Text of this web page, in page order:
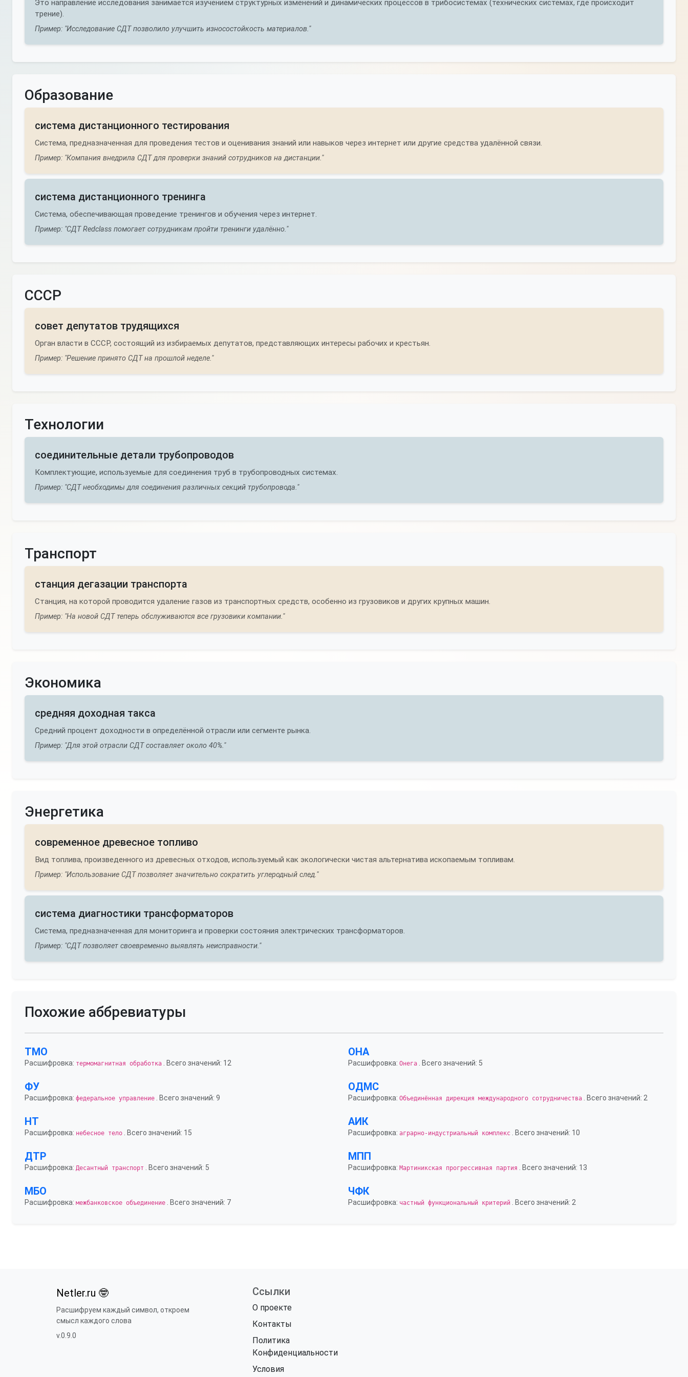
Это направление исследования занимается изучением структурных изменений и динамических процессов в трибосистемах (технических системах, где происходит
трение).
Пример: "Исследование СДТ позволило улучшить износостойкость материалов."
Образование
система дистанционного тестирования
Система, предназначенная для проведения тестов и оценивания знаний или навыков через интернет или другие средства удалённой связи.
Пример: "Компания внедрила СДТ для проверки знаний сотрудников на дистанции."
система дистанционного тренинга
Система, обеспечивающая проведение тренингов и обучения через интернет.
Пример: "СДТ Redclass помогает сотрудникам пройти тренинги удалённо."
СССР
совет депутатов трудящихся
Орган власти в СССР, состоящий из избираемых депутатов, представляющих интересы рабочих и крестьян.
Пример: "Решение принято СДТ на прошлой неделе."
Технологии
соединительные детали трубопроводов
Комплектующие, используемые для соединения труб в трубопроводных системах.
Пример: "СДТ необходимы для соединения различных секций трубопровода."
Транспорт
станция дегазации транспорта
Станция, на которой проводится удаление газов из транспортных средств, особенно из грузовиков и других крупных машин.
Пример: "На новой СДТ теперь обслуживаются все грузовики компании."
Экономика
средняя доходная такса
Средний процент доходности в определённой отрасли или сегменте рынка.
Пример: "Для этой отрасли СДТ составляет около 40%."
Энергетика
современное древесное топливо
Вид топлива, произведенного из древесных отходов, используемый как экологически чистая альтернатива ископаемым топливам.
Пример: "Использование СДТ позволяет значительно сократить углеродный след."
система диагностики трансформаторов
Система, предназначенная для мониторинга и проверки состояния электрических трансформаторов.
Пример: "СДТ позволяет своевременно выявлять неисправности."
Похожие аббревиатуры
ТМО
Расшифровка: термомагнитная обработка . Всего значений: 12
ОНА
Расшифровка: Онега . Всего значений: 5
ФУ
Расшифровка: федеральное управление . Всего значений: 9
ОДМС
Расшифровка: Объединённая дирекция международного сотрудничества . Всего значений: 2
НТ
Расшифровка: небесное тело . Всего значений: 15
АИК
Расшифровка: аграрно-индустриальный комплекс . Всего значений: 10
ДТР
Расшифровка: Десантный транспорт . Всего значений: 5
МПП
Расшифровка: Мартиникская прогрессивная партия . Всего значений: 13
МБО
Расшифровка: межбанковское объединение . Всего значений: 7
ЧФК
Расшифровка: частный функциональный критерий . Всего значений: 2
Netler.ru 🤓
Расшифруем каждый символ, откроем
смысл каждого слова
v.0.9.0
Ссылки
О проекте
Контакты
Политика
Конфиденциальности
Условия